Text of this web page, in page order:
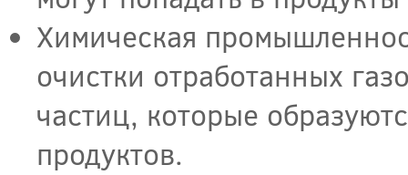
Химическая
очистки отработанных
частиц, которые
продуктов.